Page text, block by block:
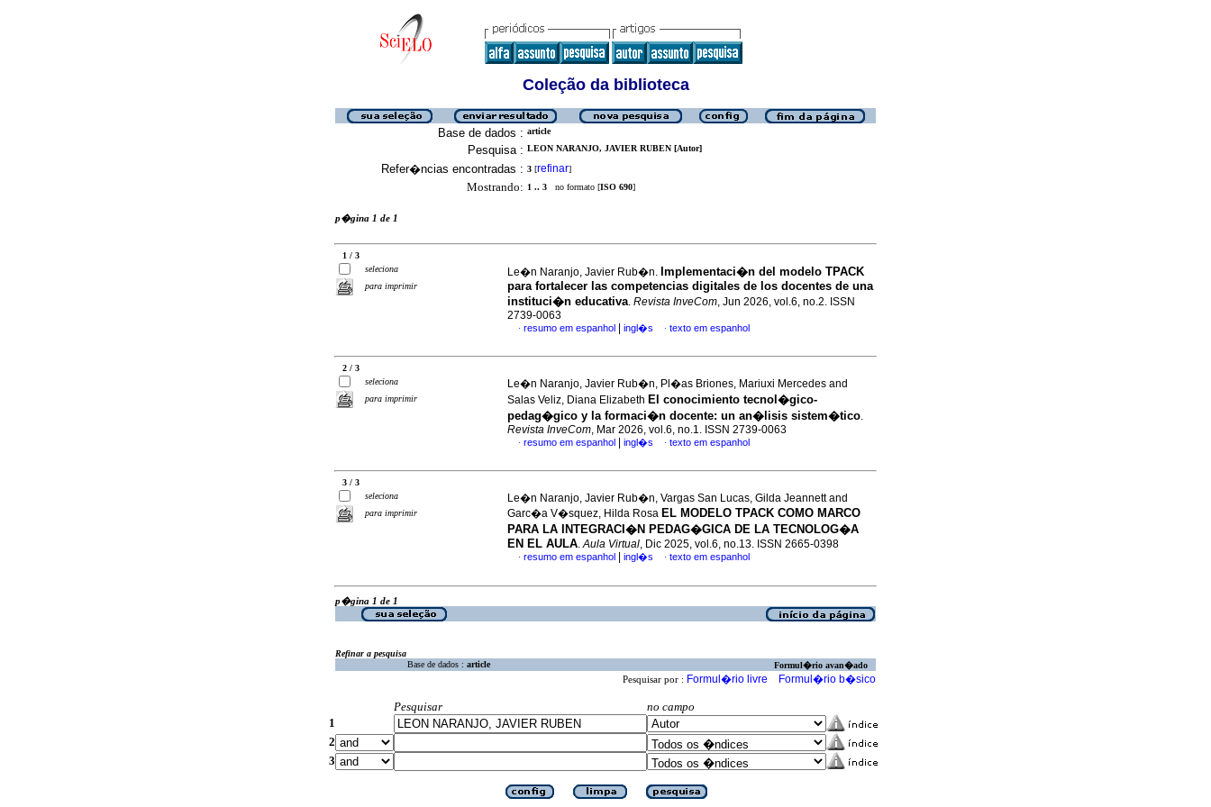
Coleção da biblioteca
Base de dados : article
Pesquisa : LEON NARANJO, JAVIER RUBEN [Autor]
Refer�ncias encontradas : 3 [refinar]
Mostrando: 1 .. 3 no formato [ISO 690]
p�gina 1 de 1
1 / 3
seleciona
para imprimir
Le�n Naranjo, Javier Rub�n. Implementaci�n del modelo TPACK
para fortalecer las competencias digitales de los docentes de una
instituci�n educativa. Revista InveCom, Jun 2026, vol.6, no.2. ISSN
2739-0063
· resumo em espanhol ingl�s · texto em espanhol
2 / 3
seleciona
para imprimir
Le�n Naranjo, Javier Rub�n, Pl�as Briones, Mariuxi Mercedes and
Salas Veliz, Diana Elizabeth El conocimiento tecnol�gico-
pedag�gico y la formaci�n docente: un an�lisis sistem�tico.
Revista InveCom, Mar 2026, vol.6, no.1. ISSN 2739-0063
· resumo em espanhol ingl�s · texto em espanhol
3 / 3
seleciona
para imprimir
Le�n Naranjo, Javier Rub�n, Vargas San Lucas, Gilda Jeannett and
Garc�a V�squez, Hilda Rosa EL MODELO TPACK COMO MARCO
PARA LA INTEGRACI�N PEDAG�GICA DE LA TECNOLOG�A
EN EL AULA.Aula Virtual, Dic 2025, vol.6, no.13. ISSN 2665-0398
· resumo em espanhol ingl�s · texto em espanhol
p�gina 1 de 1
Refinar a pesquisa
Base de dados : article Formul�rio avan�ado
Pesquisar por : Formul�rio livre Formul�rio b�sico
Pesquisar
no campo
1
2
3